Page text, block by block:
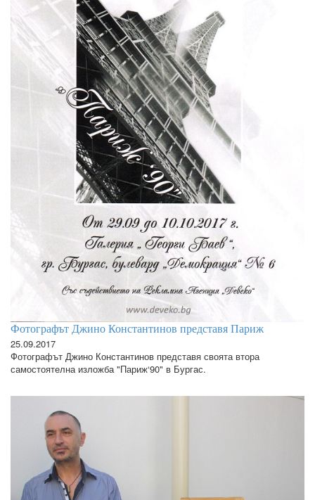
Фотографът Джино Константинов представя Париж
25.09.2017
Фотографът Джино Константинов представя своята втора
самостоятелна изложба "Париж‘90" в Бургас.